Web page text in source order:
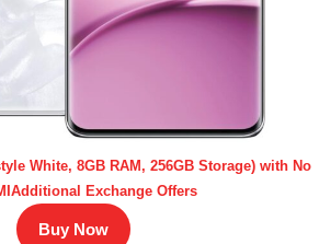
White, 8GB RAM, 256GB Storage) with No
Exchange Offers
Buy Now